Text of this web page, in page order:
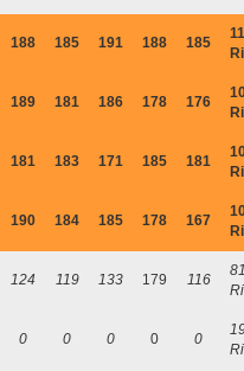
188 185 191 188 185
189 181 186 178 176
181 183 171 185 181
190 184 185 178 167
124 119 133 179 116
0 0 0 0 0